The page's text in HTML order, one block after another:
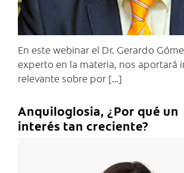
En este webinar el Dr. Gerardo
experto en la materia, nos aportará
relevante sobre por […]
Anquiloglosia, ¿Por qué un
interés tan creciente?